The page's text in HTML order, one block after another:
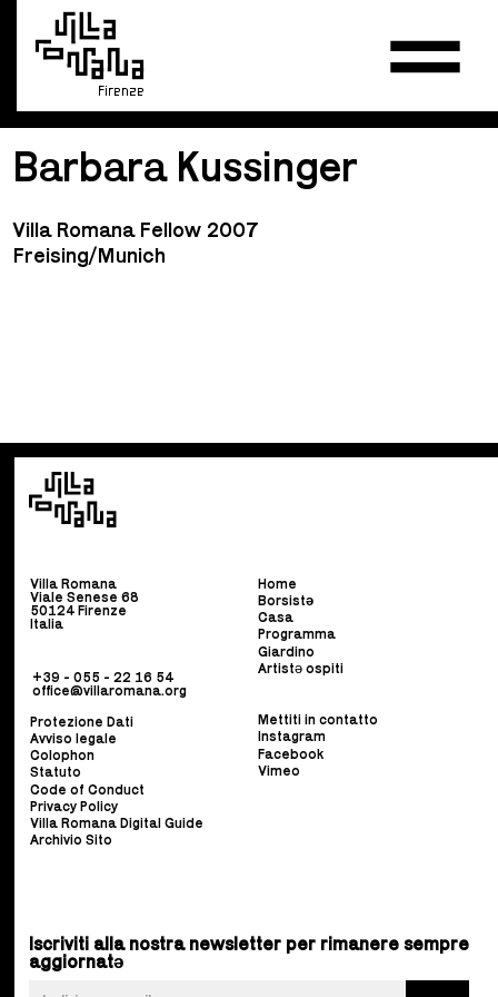
Firenze
Barbara Kussinger
Villa Romana Fellow 2007
Freising/Munich
Villa Romana
Viale Senese 68
50124 Firenze
Italia
+39 - 055 - 22 16 54
office@villaromana.org
Home
Borsistə
Casa
Programma
Giardino
Artistə ospiti
Protezione Dati
Avviso legale
Colophon
Statuto
Code of Conduct
Privacy Policy
Villa Romana Digital Guide
Archivio Sito
Mettiti in contatto
Instagram
Facebook
Vimeo
Iscriviti alla nostra newsletter per rimanere sempre
aggiornatə